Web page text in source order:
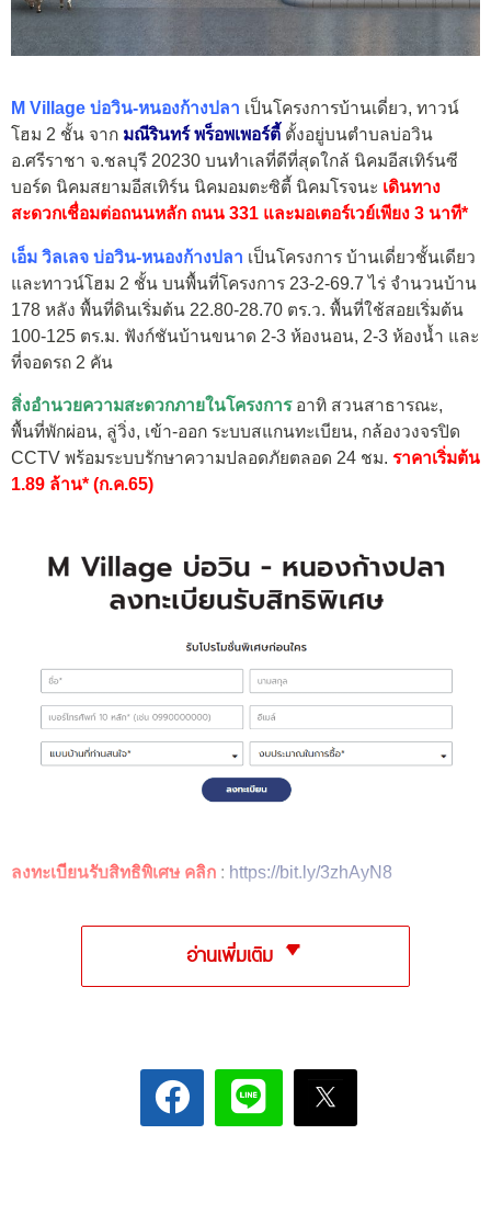
M Village บ่อวิน-หนองก้างปลา เป็นโครงการบ้านเดี่ยว, ทาวน์
โฮม 2 ชั้น จาก มณีรินทร์ พร็อพเพอร์ตี้ ตั้งอยู่บนตำบลบ่อวิน
อ.ศรีราชา จ.ชลบุรี 20230 บนทำเลที่ดีที่สุดใกล้ นิคมอีสเทิร์นซี
บอร์ด นิคมสยามอีสเทิร์น นิคมอมตะซิตี้ นิคมโรจนะ เดินทาง
สะดวกเชื่อมต่อถนนหลัก ถนน 331 และมอเตอร์เวย์เพียง 3 นาที*
เอ็ม วิลเลจ บ่อวิน-หนองก้างปลา เป็นโครงการ บ้านเดี่ยวชั้นเดียว
และทาวน์โฮม 2 ชั้น บนพื้นที่โครงการ 23-2-69.7 ไร่ จำนวนบ้าน
178 หลัง พื้นที่ดินเริ่มต้น 22.80-28.70 ตร.ว. พื้นที่ใช้สอยเริ่มต้น
100-125 ตร.ม. ฟังก์ชันบ้านขนาด 2-3 ห้องนอน, 2-3 ห้องน้ำ และ
ที่จอดรถ 2 คัน
สิ่งอำนวยความสะดวกภายในโครงการอาทิ สวนสาธารณะ,
พื้นที่พักผ่อน, ลู่วิ่ง, เข้า-ออก ระบบสแกนทะเบียน, กล้องวงจรปิด
CCTV พร้อมระบบรักษาความปลอดภัยตลอด 24 ชม. ราคาเริ่มต้น
1.89 ล้าน* (ก.ค.65)
ลงทะเบียนรับสิทธิพิเศษ คลิก : https://bit.ly/3zhAyN8
อ่านเพิ่มเติม